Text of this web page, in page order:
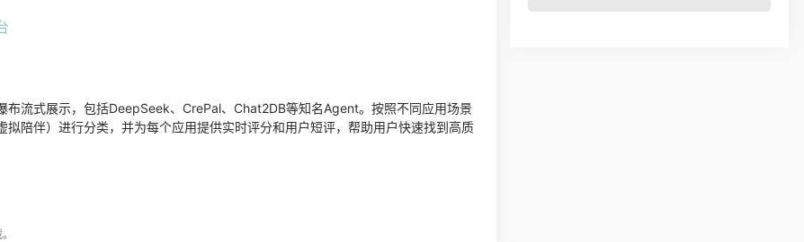
布流式展示，包括DeepSeek、CrePal、Chat2DB等知名Agent。按照不同应用场景
拟陪伴）进行分类，并为每个应用提供实时评分和用户短评，帮助用户快速找到高质